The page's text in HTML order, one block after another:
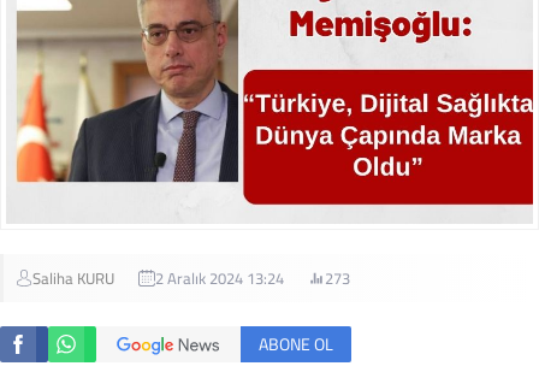
Saliha KURU 2 Aralık 2024 13:24 273
ABONE OL